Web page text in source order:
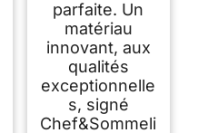
parfaite. Un
matériau
innovant, aux
qualités
exceptionnelle
s, signé
Chef&Sommeli